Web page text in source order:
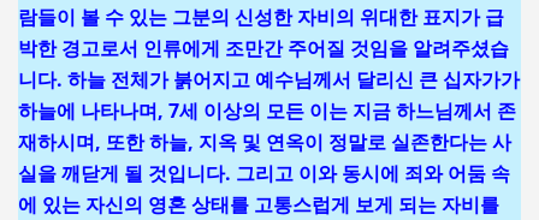
람들이 볼 수 있는 그분의 신성한 자비의 위대한 표지가 급
박한 경고로서 인류에게 조만간 주어질 것임을 알려주셨습
니다. 하늘 전체가 붉어지고 예수님께서 달리신 큰 십자가가
하늘에 나타나며, 7세 이상의 모든 이는 지금 하느님께서 존
재하시며, 또한 하늘, 지옥 및 연옥이 정말로 실존한다는 사
실을 깨닫게 될 것입니다. 그리고 이와 동시에 죄와 어둠 속
에 있는 자신의 영혼 상태를 고통스럽게 보게 되는 자비를